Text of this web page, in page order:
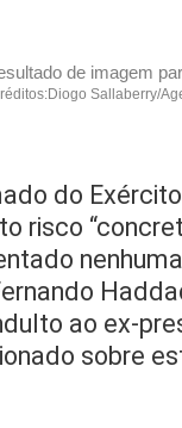
Sallaberry/
do
risco
ao ex-
sobre